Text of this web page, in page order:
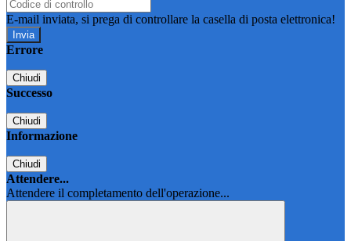
E-mail inviata, si prega di controllare la casella di posta elettronica!
Errore
Chiudi
Successo
Chiudi
Informazione
Chiudi
Attendere...
Attendere il completamento dell'operazione...